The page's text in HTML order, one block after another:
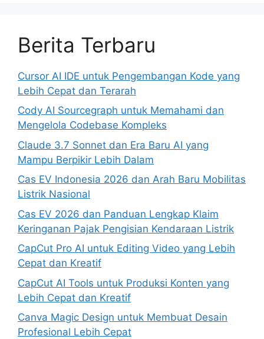
Berita Terbaru
Cursor AI IDE untuk Pengembangan Kode yang
Lebih Cepat dan Terarah
Cody AI Sourcegraph untuk Memahami dan
Mengelola Codebase Kompleks
Claude 3.7 Sonnet dan Era Baru AI yang
Mampu Berpikir Lebih Dalam
Cas EV Indonesia 2026 dan Arah Baru Mobilitas
Listrik Nasional
Cas EV 2026 dan Panduan Lengkap Klaim
Keringanan Pajak Pengisian Kendaraan Listrik
CapCut Pro AI untuk Editing Video yang Lebih
Cepat dan Kreatif
CapCut AI Tools untuk Produksi Konten yang
Lebih Cepat dan Kreatif
Canva Magic Design untuk Membuat Desain
Profesional Lebih Cepat